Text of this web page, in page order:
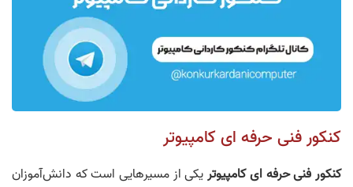
کنکور فنی حرفه ای کامپیوتر
کنکور فنی حرفه ای کامپیوتریکی از مسیرهایی است که دانش‌آموزان